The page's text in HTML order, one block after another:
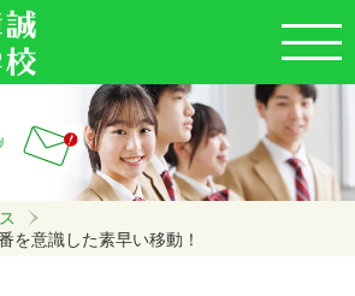
を意識した素早い移動！